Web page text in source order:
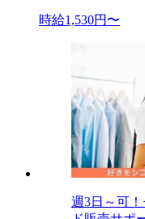
時給1,530円〜
週3日～可